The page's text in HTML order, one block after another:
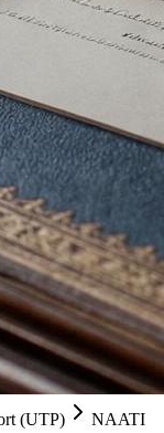
(UTP)
NAATI